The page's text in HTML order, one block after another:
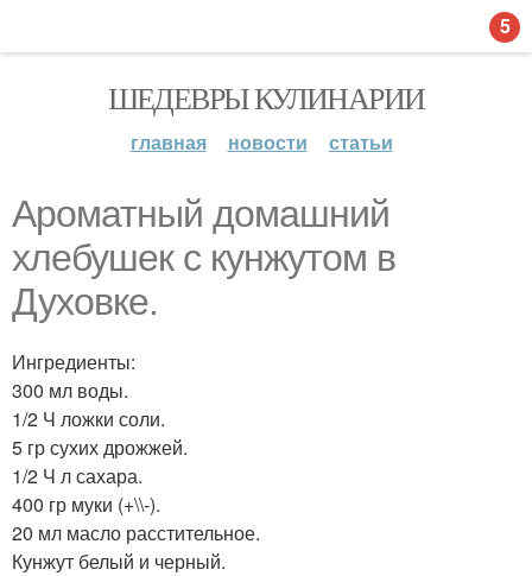
ШЕДЕВРЫ КУЛИНАРИИ
главная новости статьи
Ароматный домашний
хлебушек с кунжутом в
Духовке.
Ингредиенты:
300 мл воды.
1/2 Ч ложки соли.
5 гр сухих дрожжей.
1/2 Ч л сахара.
400 гр муки (+\\-).
20 мл масло расстительное.
Кунжут белый и черный.
5